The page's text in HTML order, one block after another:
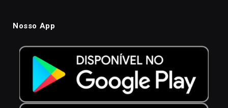
Nosso App